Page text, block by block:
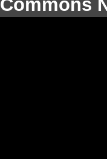
Commons